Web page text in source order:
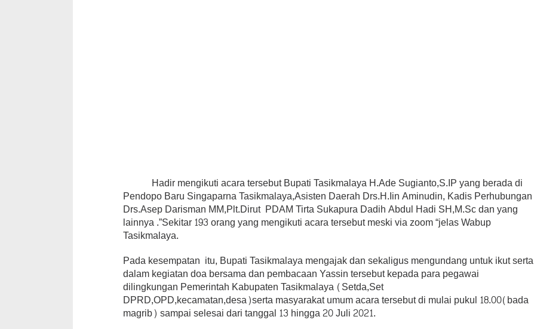
Hadir mengikuti acara tersebut Bupati Tasikmalaya H.Ade Sugianto,S.IP yang berada di
Pendopo Baru Singaparna Tasikmalaya,Asisten Daerah Drs.H.Iin Aminudin, Kadis Perhubungan
Drs.Asep Darisman MM,Plt.Dirut PDAM Tirta Sukapura Dadih Abdul Hadi SH,M.Sc dan yang
lainnya .”Sekitar 193 orang yang mengikuti acara tersebut meski via zoom “jelas Wabup
Tasikmalaya.
Pada kesempatan itu, Bupati Tasikmalaya mengajak dan sekaligus mengundang untuk ikut serta
dalam kegiatan doa bersama dan pembacaan Yassin tersebut kepada para pegawai
dilingkungan Pemerintah Kabupaten Tasikmalaya (Setda,Set
DPRD,OPD,kecamatan,desa)serta masyarakat umum acara tersebut di mulai pukul 18.00(bada
magrib) sampai selesai dari tanggal 13 hingga 20 Juli 2021.